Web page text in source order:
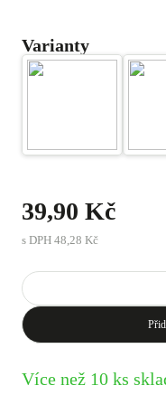
Varianty
39,90 Kč
s DPH 48,28 Kč
Více než 10 ks